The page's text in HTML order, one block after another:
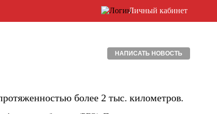
Личный кабинет
НАПИСАТЬ НОВОСТЬ
более 2 тыс. километров.